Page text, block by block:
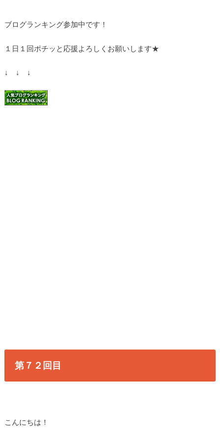
ブログランキング参加中です！
１日１回ポチッと応援よろしくお願いします★
↓ ↓ ↓
第７２回目
こんにちは！